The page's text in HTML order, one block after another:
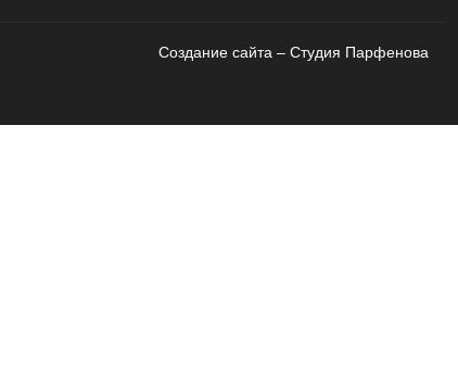
Создание сайта – Cтудия Парфенова